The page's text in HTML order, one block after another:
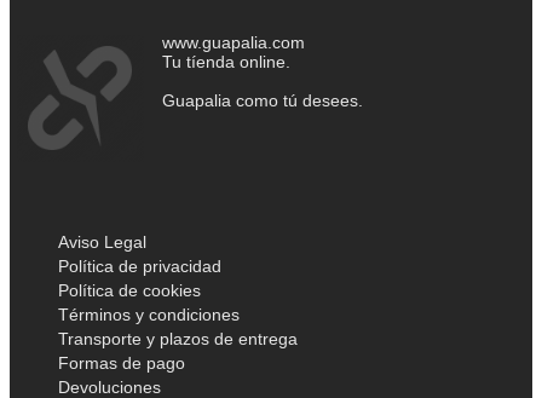
www.guapalia.com
Tu tíenda online.
Guapalia como tú desees.
Aviso Legal
Política de privacidad
Política de cookies
Términos y condiciones
Transporte y plazos de entrega
Formas de pago
Devoluciones